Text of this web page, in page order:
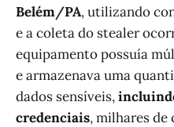
Belém/PA, utilizando
e a coleta do stealer
equipamento possuía
e armazenava uma
dados sensíveis,
credenciais, milhares